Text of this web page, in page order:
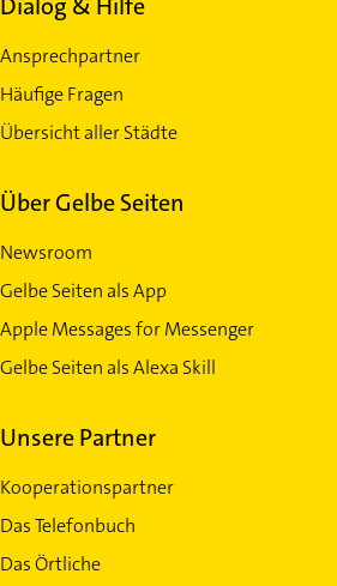
Ansprechpartner
Häufige Fragen
Übersicht aller Städte
Über Gelbe Seiten
Newsroom
Gelbe Seiten als App
Apple Messages for Messenger
Gelbe Seiten als Alexa Skill
Unsere Partner
Kooperationspartner
Das Telefonbuch
Das Örtliche